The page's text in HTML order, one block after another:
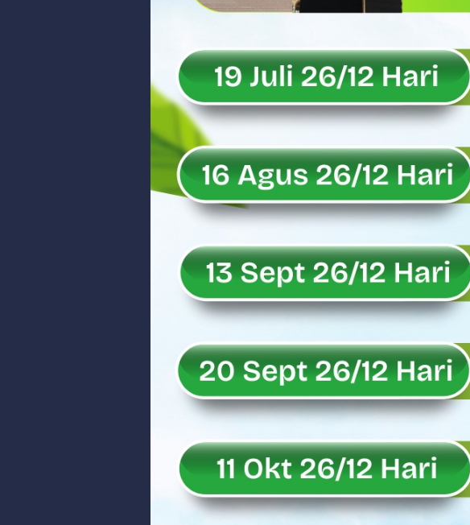
Soal Isu Kejati Sumatera Barat Jemput Mahasiswa
Danrem 032/Wbr: Jadikan Pengabdian sebagai
Ini Penjelasan Kejaksaan Tinggi Sumatera Barat
Rahmat Saleh Ingatkan Agrinas soal Defisit
Danrem 032/Wbr Kunjungi Kodim 0311/Pesisir
Sita Uang Tunai Rp 3 M terkait Kasus Dermaga
Rahmat Saleh Sebut Langkah Dony Oskaria Audit
Rahmat Saleh Puji Kinerja Dony Oskaria, Laba
DANREM 032/WIRABRAJA RESMIKAN JEMBATAN BAILEY
Dialog Inspiratif di Agam, Legislator Nevi Zuairina
Danpusterad Resmi Tutup Program Bakti TNI AD
Rahmat Saleh Nilai Penataan BUMN Perlu, Asalkan